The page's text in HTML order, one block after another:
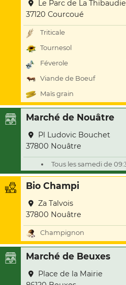
Le Parc de La
37120 Courcoué
Triticale
Tournesol
Féverole
Viande de Boeuf
Maïs grain
Marché de Nouâtre
Pl Ludovic Bouchet
37800 Nouâtre
Tous les samedi de
Bio Champi
Za Talvois
37800 Nouâtre
Champignon
Marché de Beuxes
Place de la Mairie